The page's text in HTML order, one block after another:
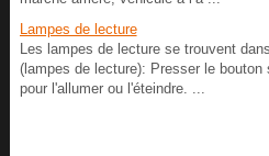
Lampes de lecture
Les lampes de lecture se trouvent
(lampes de lecture): Presser le bouton
pour l'allumer ou l'éteindre. ...